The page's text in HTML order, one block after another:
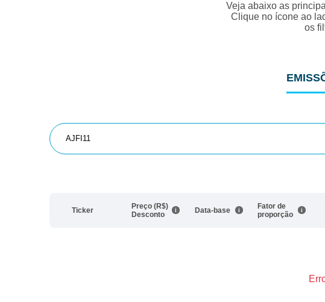
Veja abaixo as
Clique no ícone ao
os
Ticker
Preço (R$)
Desconto
Data-base
Fator de
proporção